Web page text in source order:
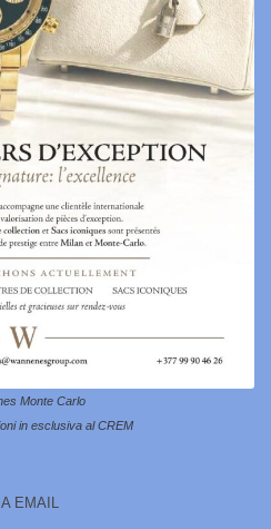
Monte Carlo
in esclusiva al CREM
EMAIL